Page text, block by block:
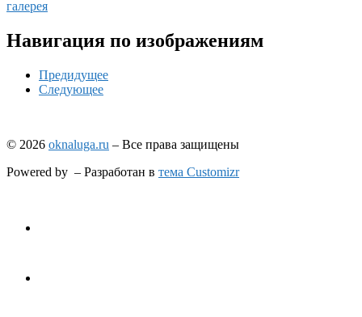
галерея
Навигация по изображениям
Предидущее
Следующее
© 2026 oknaluga.ru – Все права защищены
Powered by – Разработан в тема Customizr